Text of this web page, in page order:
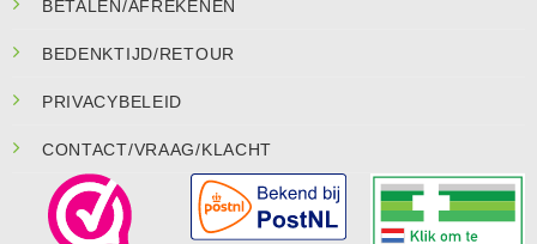
BETALEN/AFREKENEN
BEDENKTIJD/RETOUR
PRIVACYBELEID
CONTACT/VRAAG/KLACHT